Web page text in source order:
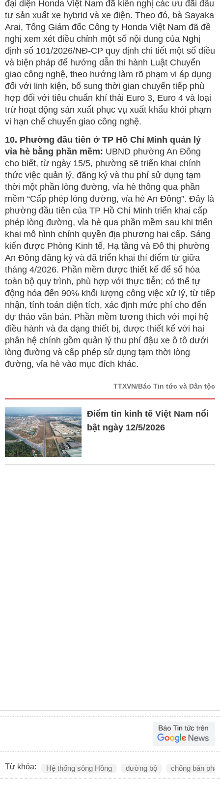
đại diện Honda Việt Nam đã kiến nghị các ưu đãi đầu
tư sản xuất xe hybrid và xe điện. Theo đó, bà Sayaka
Arai, Tổng Giám đốc Công ty Honda Việt Nam đã đề
nghị xem xét điều chỉnh một số nội dung của Nghị
định số 101/2026/NĐ-CP quy định chi tiết một số điều
và biện pháp để hướng dẫn thi hành Luật Chuyển
giao công nghệ, theo hướng làm rõ phạm vi áp dụng
đối với linh kiện, bổ sung thời gian chuyển tiếp phù
hợp đối với tiêu chuẩn khí thải Euro 3, Euro 4 và loại
trừ hoạt động sản xuất phục vụ xuất khẩu khỏi phạm
vi hạn chế chuyển giao công nghệ.
10. Phường đầu tiên ở TP Hồ Chí Minh quản lý
vỉa hè bằng phần mềm: UBND phường An Đông
cho biết, từ ngày 15/5, phường sẽ triển khai chính
thức việc quản lý, đăng ký và thu phí sử dụng tạm
thời một phần lòng đường, vỉa hè thông qua phần
mềm “Cấp phép lòng đường, vỉa hè An Đông”. Đây là
phường đầu tiên của TP Hồ Chí Minh triển khai cấp
phép lòng đường, vỉa hè qua phần mềm sau khi triển
khai mô hình chính quyền địa phương hai cấp. Sáng
kiến được Phòng Kinh tế, Hạ tầng và Đô thị phường
An Đông đăng ký và đã triển khai thí điểm từ giữa
tháng 4/2026. Phần mềm được thiết kế để số hóa
toàn bộ quy trình, phù hợp với thực tiễn; có thể tự
động hóa đến 90% khối lượng công việc xử lý, từ tiếp
nhận, tính toán diện tích, xác định mức phí cho đến
dự thảo văn bản. Phần mềm tương thích với mọi hệ
điều hành và đa dạng thiết bị, được thiết kế với hai
phân hệ chính gồm quản lý thu phí đậu xe ô tô dưới
lòng đường và cấp phép sử dụng tạm thời lòng
đường, vỉa hè vào mục đích khác.
TTXVN/Báo Tin tức và Dân tộc
Điểm tin kinh tế Việt Nam nổi
bật ngày 12/5/2026
Từ khóa: Hệ thống sông Hồng đường bộ chống bán phá